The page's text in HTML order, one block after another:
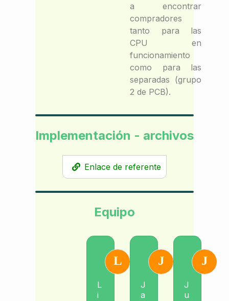
a encontrar
compradores
tanto para las
CPU en
funcionamiento
como para las
separadas (grupo
2 de PCB).
Implementación - archivos
Enlace de referente
Equipo
L
L
i
J
J
a
J
J
u